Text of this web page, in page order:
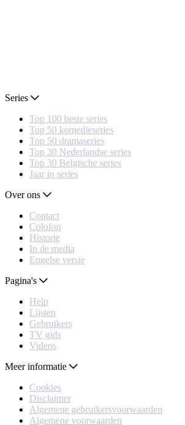
Series
Top 100 beste series
Top 50 komedieseries
Top 50 dramaseries
Top 30 Nederlandse series
Top 30 Belgische series
Jaar in series
Over ons
Contact
Colofon
Historie
In de media
Engelse versie
Pagina's
Help
Lijsten
Gebruikers
TV gids
Videos
Meer informatie
Cookies
Disclaimer
Algemene gebruikersvoorwaarden
Algemene voorwaarden